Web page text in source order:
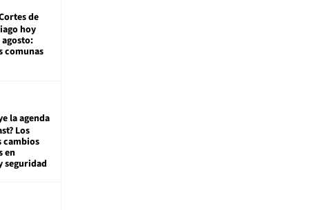
de
hoy
agosto:
comunas
la agenda
Los
cambios
en
seguridad